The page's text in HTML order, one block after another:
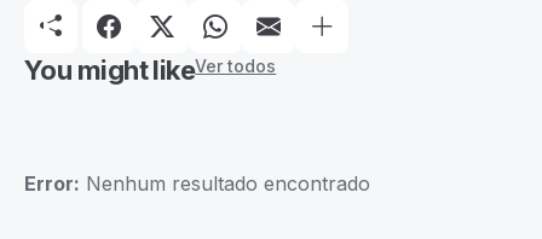
You might likeVer todos
Error: Nenhum resultado encontrado